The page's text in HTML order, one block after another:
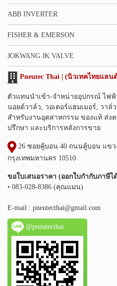
ABB INVERTER
FISHER & EMERSON
JOKWANG JK VALVE
Pneutec Thai | (นิวเทคไทยแลน
ตัวแทนนำเข้า-จำหน่ายอุปกรณ์ ไฟฟ้
นอยด์วาล์ว, วอเตอร์แฮมเมอร์, วา
สำหรับงานอุตสาหกรรม ของแท้ ส่ง
ปรึกษา และบริการหลังการขาย
26 ซอยคู้บอน 40 ถนนคู้บอน แข
กรุงเทพมหานคร 10510
ขอใบเสนอราคา (ออกใบกำกับภาษีไ
• 083-028-8386 (คุณแมน)
E-mail : pneutecthai@gmail.com
@pneutecthai